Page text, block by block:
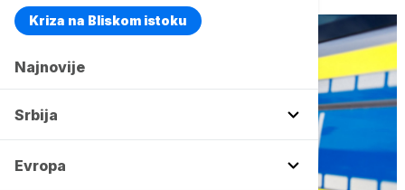
Kriza na Bliskom istoku
Najnovije
Srbija
Evropa